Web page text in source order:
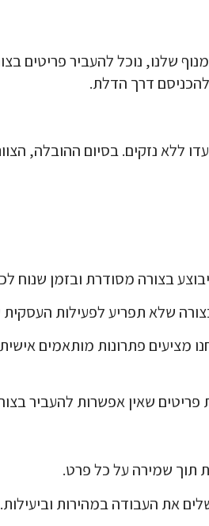
שלנו, נוכל להעביר פריטים
להכניסם דרך הדלת.
ללא נזקים. בסיום ההובלה,
בצורה מסודרת ובזמן שנוח
שלא תפריע לפעילות
מציעים פתרונות מותאמים
פריטים שאין אפשרות להעביר
תוך שמירה על כל פרט.
את העבודה במהירות וביעילות.